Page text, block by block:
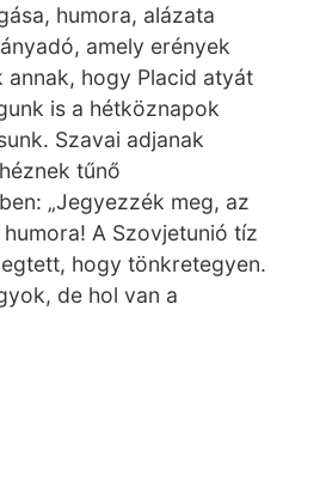
humora, alázata
amely erények
annak, hogy Placid atyát
is a hétköznapok
Szavai adjanak
tűnő
„Jegyezzék meg, az
A Szovjetunió tíz
hogy tönkretegyen.
de hol van a